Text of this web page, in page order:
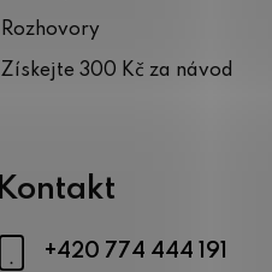
Rozhovory
Získejte 300 Kč za návod
Kontakt
+420 774 444 191